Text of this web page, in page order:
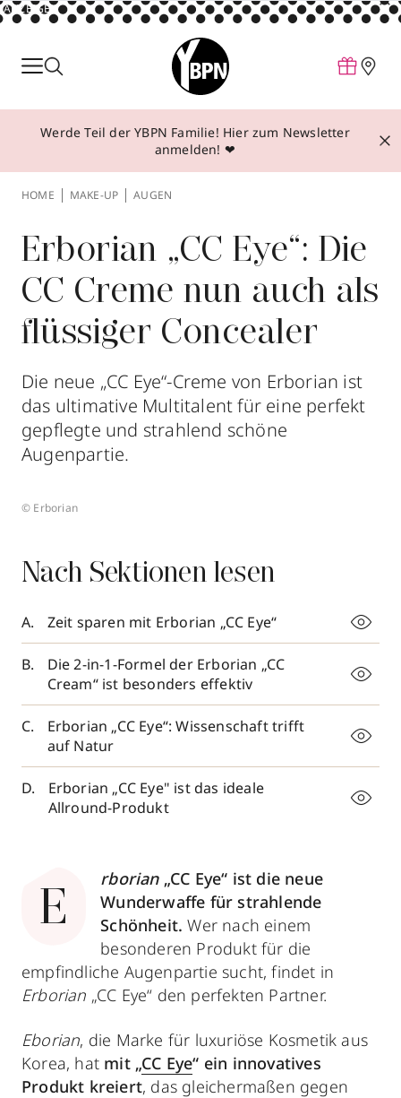
ANZEIGE
Parfum
Make-up
Behandlungen
Über YBPN
Aktionen
Storefinder
Werde Teil der YBPN Familie! Hier zum Newsletter
anmelden! ❤
HOME MAKE-UP AUGEN
Erborian „CC Eye“: Die
CC Creme nun auch als
flüssiger Concealer
Die neue „CC Eye“-Creme von Erborian ist
das ultimative Multitalent für eine perfekt
gepflegte und strahlend schöne
Augenpartie.
© Erborian
Nach Sektionen lesen
Zeit sparen mit Erborian „CC Eye“
Die 2-in-1-Formel der Erborian „CC
Cream“ ist besonders effektiv
Erborian „CC Eye“: Wissenschaft trifft
auf Natur
Erborian „CC Eye" ist das ideale
Allround-Produkt
E
rborian„CC Eye“ ist die neue
Wunderwaffe für strahlende
Schönheit.Wer nach einem
besonderen Produkt für die
empfindliche Augenpartie sucht, findet in
Erborian „CC Eye“ den perfekten Partner.
Eborian, die Marke für luxuriöse Kosmetik aus
Korea, hat mit „CC Eye“ ein innovatives
Produkt kreiert, das gleichermaßen gegen